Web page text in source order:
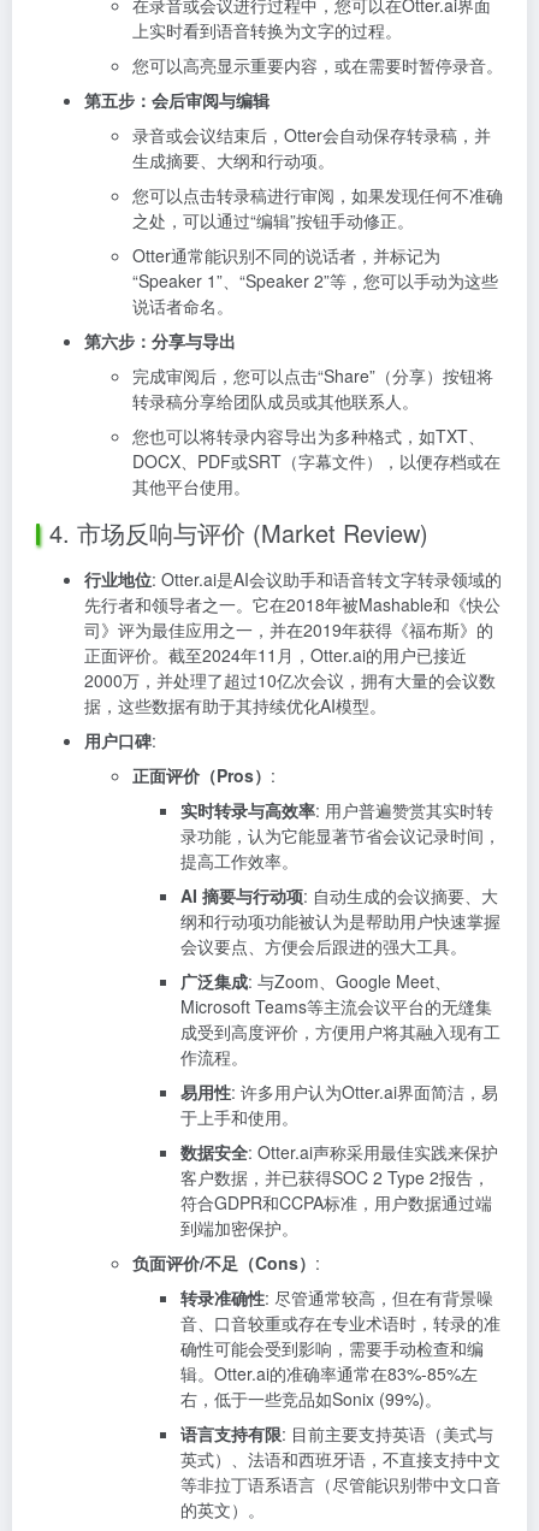
在录音或会议进行过程中，您可以在Otter.ai界面
上实时看到语音转换为文字的过程。
您可以高亮显示重要内容，或在需要时暂停录音。
第五步：会后审阅与编辑
录音或会议结束后，Otter会自动保存转录稿，并
生成摘要、大纲和行动项。
您可以点击转录稿进行审阅，如果发现任何不准确
之处，可以通过“编辑”按钮手动修正。
Otter通常能识别不同的说话者，并标记为
“Speaker 1”、“Speaker 2”等，您可以手动为这些
说话者命名。
第六步：分享与导出
完成审阅后，您可以点击“Share”（分享）按钮将
转录稿分享给团队成员或其他联系人。
您也可以将转录内容导出为多种格式，如TXT、
DOCX、PDF或SRT（字幕文件），以便存档或在
其他平台使用。
4. 市场反响与评价 (Market Review)
行业地位: Otter.ai是AI会议助手和语音转文字转录领域的
先行者和领导者之一。它在2018年被Mashable和《快公
司》评为最佳应用之一，并在2019年获得《福布斯》的
正面评价。截至2024年11月，Otter.ai的用户已接近
2000万，并处理了超过10亿次会议，拥有大量的会议数
据，这些数据有助于其持续优化AI模型。
用户口碑:
正面评价（Pros） :
实时转录与高效率: 用户普遍赞赏其实时转
录功能，认为它能显著节省会议记录时间，
提高工作效率。
AI 摘要与行动项: 自动生成的会议摘要、大
纲和行动项功能被认为是帮助用户快速掌握
会议要点、方便会后跟进的强大工具。
广泛集成: 与Zoom、Google Meet、
Microsoft Teams等主流会议平台的无缝集
成受到高度评价，方便用户将其融入现有工
作流程。
易用性: 许多用户认为Otter.ai界面简洁，易
于上手和使用。
数据安全: Otter.ai声称采用最佳实践来保护
客户数据，并已获得SOC 2 Type 2报告，
符合GDPR和CCPA标准，用户数据通过端
到端加密保护。
负面评价/不足（Cons） :
转录准确性: 尽管通常较高，但在有背景噪
音、口音较重或存在专业术语时，转录的准
确性可能会受到影响，需要手动检查和编
辑。Otter.ai的准确率通常在83%-85%左
右，低于一些竞品如Sonix (99%)。
语言支持有限: 目前主要支持英语（美式与
英式）、法语和西班牙语，不直接支持中文
等非拉丁语系语言（尽管能识别带中文口音
的英文）。